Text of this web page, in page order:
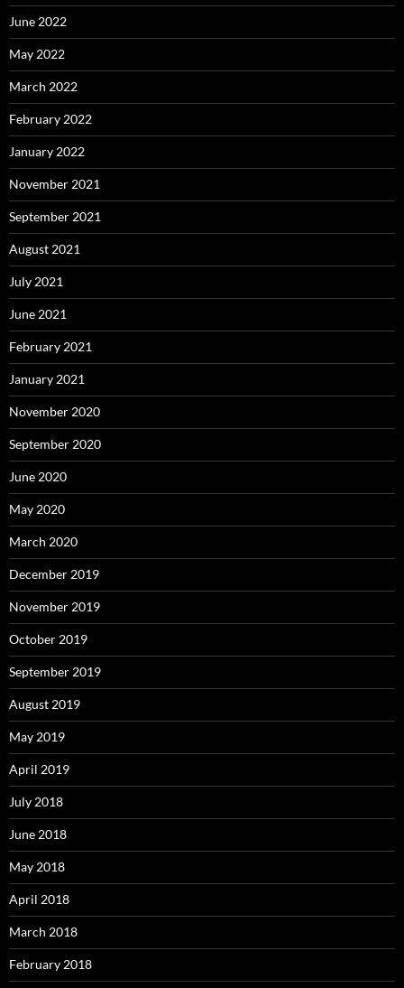
June 2022
May 2022
March 2022
February 2022
January 2022
November 2021
September 2021
August 2021
July 2021
June 2021
February 2021
January 2021
November 2020
September 2020
June 2020
May 2020
March 2020
December 2019
November 2019
October 2019
September 2019
August 2019
May 2019
April 2019
July 2018
June 2018
May 2018
April 2018
March 2018
February 2018